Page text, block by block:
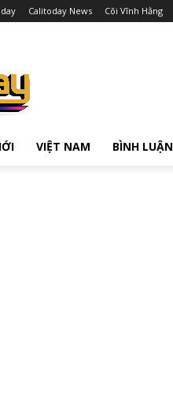
Calitoday News Cõi Vĩnh Hằng
VIỆT NAM BÌNH LUẬN